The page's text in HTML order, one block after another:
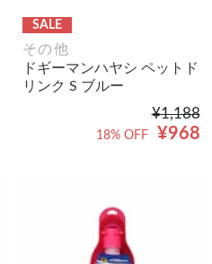
SALE
その他
ドギーマンハヤシ ペットド
リンク S ブルー
¥1,188
¥968
18% OFF